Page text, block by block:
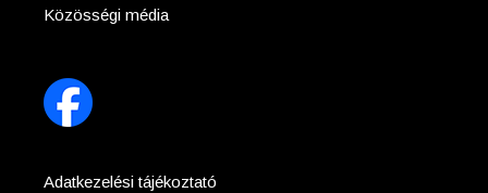
Közösségi média
Adatkezelési tájékoztató